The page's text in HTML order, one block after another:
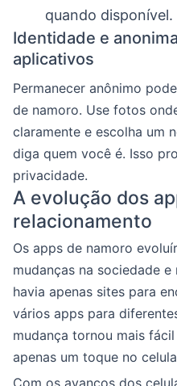
quando disponível.
Identidade e
aplicativos
Permanecer anônimo
de namoro. Use fotos
claramente e escolha um
diga quem você é. Isso
privacidade.
A evolução dos
relacionamento
Os apps de namoro
mudanças na sociedade
havia apenas sites para
vários apps para
mudança tornou mais
apenas um toque no
Com os avanços dos